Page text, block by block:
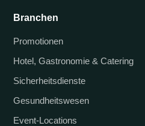
Branchen
Promotionen
Hotel, Gastronomie & Catering
Sicherheitsdienste
Gesundheitswesen
Event-Locations